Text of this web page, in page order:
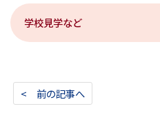
学校見学など
< 前の記事へ